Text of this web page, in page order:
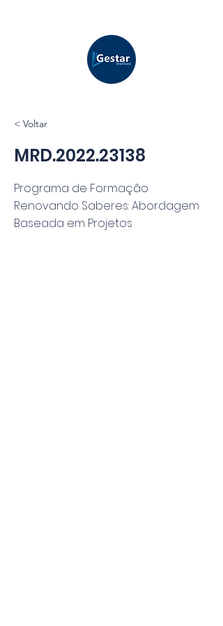
< Voltar
MRD.2022.23138
Programa de Formação
Renovando Saberes: Abordagem
Baseada em Projetos